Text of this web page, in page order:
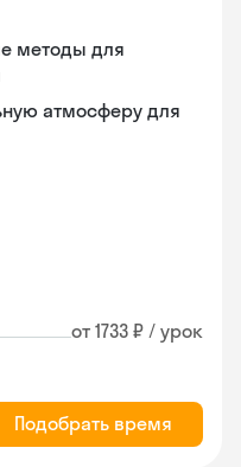
методы для
атмосферу для
от 1733 ₽ / урок
Подобрать время